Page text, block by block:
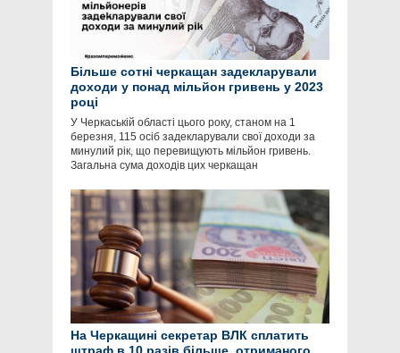
Більше сотні черкащан задекларували
доходи у понад мільйон гривень у 2023
році
У Черкаській області цього року, станом на 1
березня, 115 осіб задекларували свої доходи за
минулий рік, що перевищують мільйон гривень.
Загальна сума доходів цих черкащан
На Черкащині секретар ВЛК сплатить